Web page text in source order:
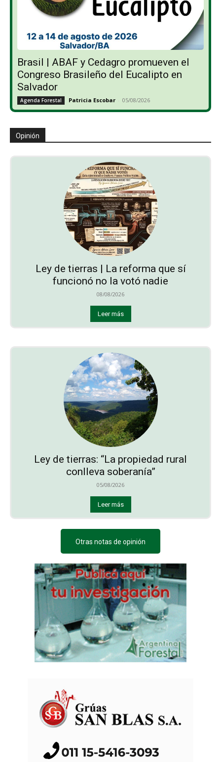
Brasil | ABAF y Cedagro promueven el
Congreso Brasileño del Eucalipto en
Salvador
Agenda Forestal Patricia Escobar - 05/08/2026
Opinión
Ley de tierras | La reforma que sí
funcionó no la votó nadie
08/08/2026
Leer más
Ley de tierras: “La propiedad rural
conlleva soberanía”
05/08/2026
Leer más
Otras notas de opinión